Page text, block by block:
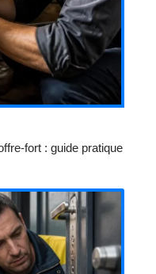
fort : guide pratique